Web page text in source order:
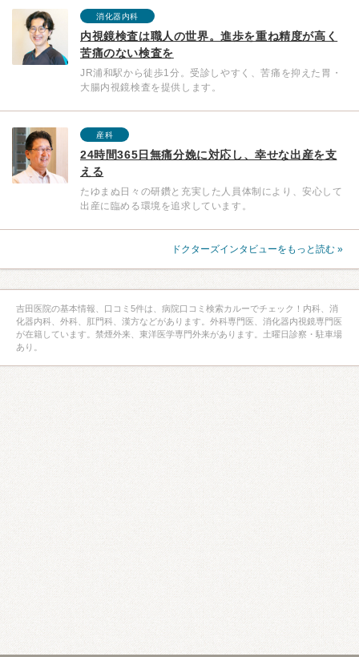
消化器内科
内視鏡検査は職人の世界。進歩を重ね精度が高く
苦痛のない検査を
JR浦和駅から徒歩1分。受診しやすく、苦痛を抑えた胃・
大腸内視鏡検査を提供します。
産科
24時間365⽇無痛分娩に対応し、幸せな出産を支
える
たゆまぬ日々の研鑽と充実した人員体制により、安心して
出産に臨める環境を追求しています。
ドクターズインタビューをもっと読む »
吉田医院の基本情報、口コミ5件は、病院口コミ検索カルーでチェック！内科、消
化器内科、外科、肛門科、漢方などがあります。外科専門医、消化器内視鏡専門医
が在籍しています。禁煙外来、東洋医学専門外来があります。土曜日診察・駐車場
あり。